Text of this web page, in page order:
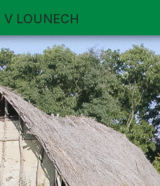
V LOUNECH